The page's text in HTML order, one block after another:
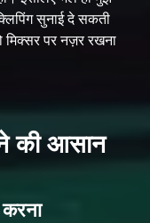
सुनाई दे सकती
पर नज़र रखना
की आसान